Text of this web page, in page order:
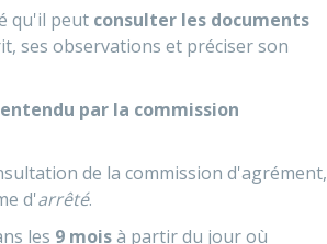
qu'il peut consulter les documents
ses observations et préciser son
par la commission
de la commission d'agrément,
d'arrêté.
les 9 moisà partir du jour où